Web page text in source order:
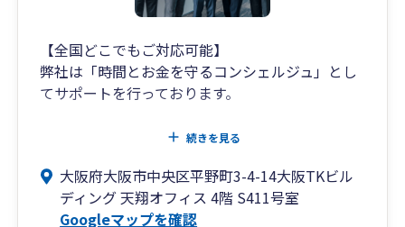
【全国どこでもご対応可能】
弊社は「時間とお金を守るコンシェルジュ」とし
てサポートを行っております。
税務相談・税務業務は当然とし、
させていただき、会計資料の受け渡しやお客様の
事務作業の簡素化をし”時間”をサポート、
続きを見る
大阪府大阪市中央区平野町3-4-14大阪TKビル
ディング 天翔オフィス 4階 S411号室
Googleマップを確認